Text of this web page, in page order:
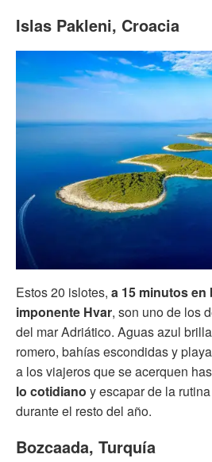
Islas Pakleni, Croacia
Estos 20 islotes, a 15 minutos en
imponente Hvar, son uno de los
del mar Adriático. Aguas azul
romero, bahías escondidas y
a los viajeros que se acerquen
lo cotidiano y escapar de la
durante el resto del año.
Bozcaada, Turquía